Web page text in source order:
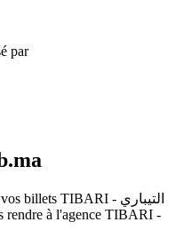
par
billets
TIBARI - التيباري
rendre à l'agence TIBARI -